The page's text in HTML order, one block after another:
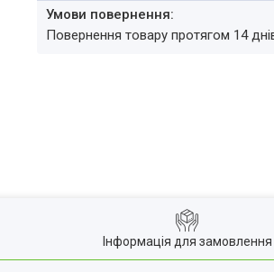
повернення товару протягом 14
Інформація для замовлення